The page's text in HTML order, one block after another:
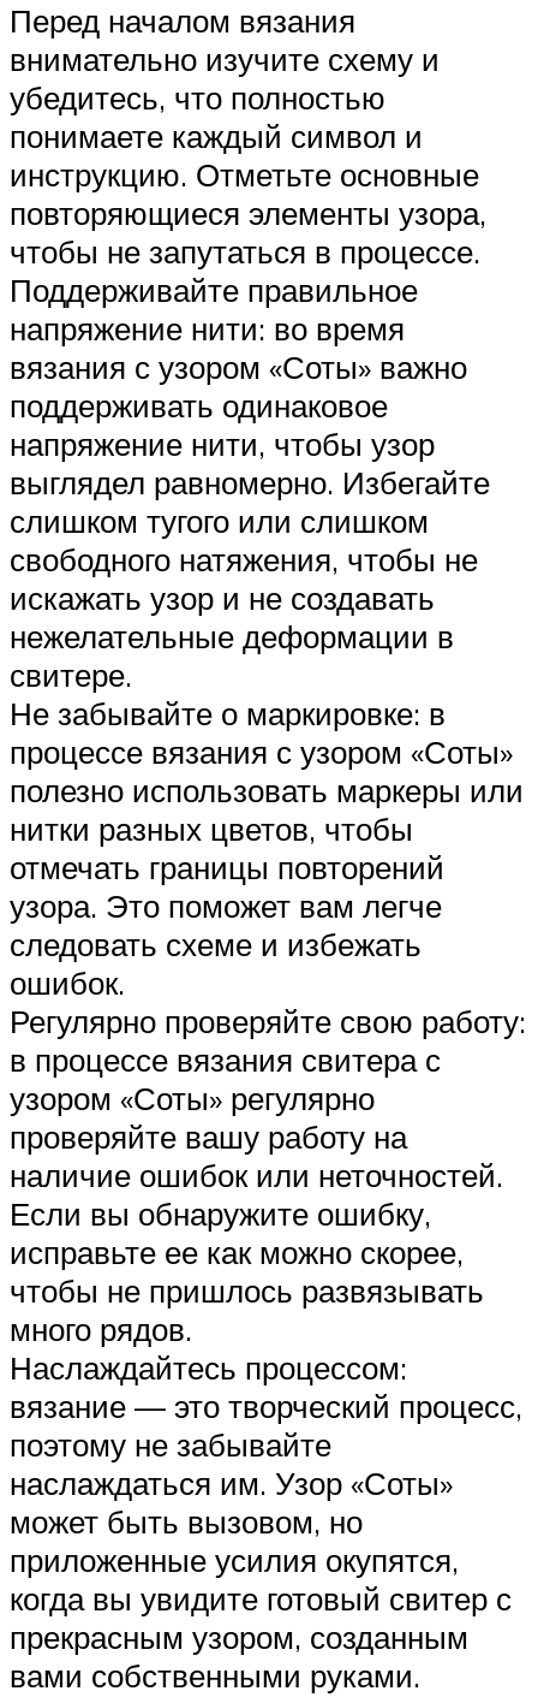
Перед началом вязания
внимательно изучите схему и
убедитесь, что полностью
понимаете каждый символ и
инструкцию. Отметьте основные
повторяющиеся элементы узора,
чтобы не запутаться в процессе.
Поддерживайте правильное
напряжение нити: во время
вязания с узором «Соты» важно
поддерживать одинаковое
напряжение нити, чтобы узор
выглядел равномерно. Избегайте
слишком тугого или слишком
свободного натяжения, чтобы не
искажать узор и не создавать
нежелательные деформации в
свитере.
Не забывайте о маркировке: в
процессе вязания с узором «Соты»
полезно использовать маркеры или
нитки разных цветов, чтобы
отмечать границы повторений
узора. Это поможет вам легче
следовать схеме и избежать
ошибок.
Регулярно проверяйте свою работу:
в процессе вязания свитера с
узором «Соты» регулярно
проверяйте вашу работу на
наличие ошибок или неточностей.
Если вы обнаружите ошибку,
исправьте ее как можно скорее,
чтобы не пришлось развязывать
много рядов.
Наслаждайтесь процессом:
вязание — это творческий процесс,
поэтому не забывайте
наслаждаться им. Узор «Соты»
может быть вызовом, но
приложенные усилия окупятся,
когда вы увидите готовый свитер с
прекрасным узором, созданным
вами собственными руками.